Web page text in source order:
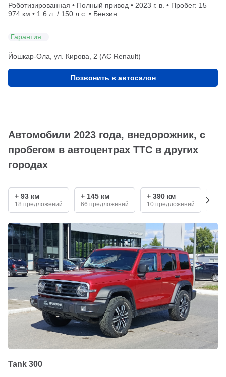
Роботизированная • Полный привод • 2023 г. в. • Пробег: 15
974 км • 1.6 л. / 150 л.с. • Бензин
Гарантия
Йошкар-Ола, ул. Кирова, 2 (АС Renault)
Позвонить в автосалон
Автомобили 2023 года, внедорожник, с
пробегом в автоцентрах ТТС в других
городах
+ 93 км
18 предложений
+ 145 км
66 предложений
+ 390 км
10 предложений
Tank 300